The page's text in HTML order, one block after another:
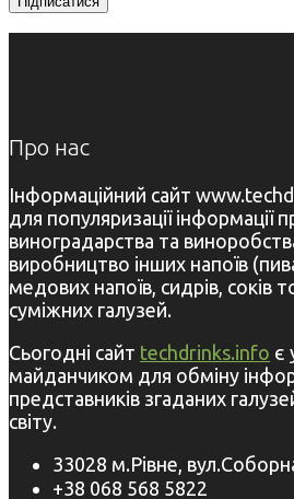
Про нас
Інформаційний сайт
для популяризації інформації
виноградарства та
виробництво інших напоїв
медових напоїв, сидрів, соків
суміжних галузей.
Сьогодні сайт techdrinks.info є
майданчиком для обміну
представників згаданих
світу.
33028 м.Рівне,
+38 068 568 5822